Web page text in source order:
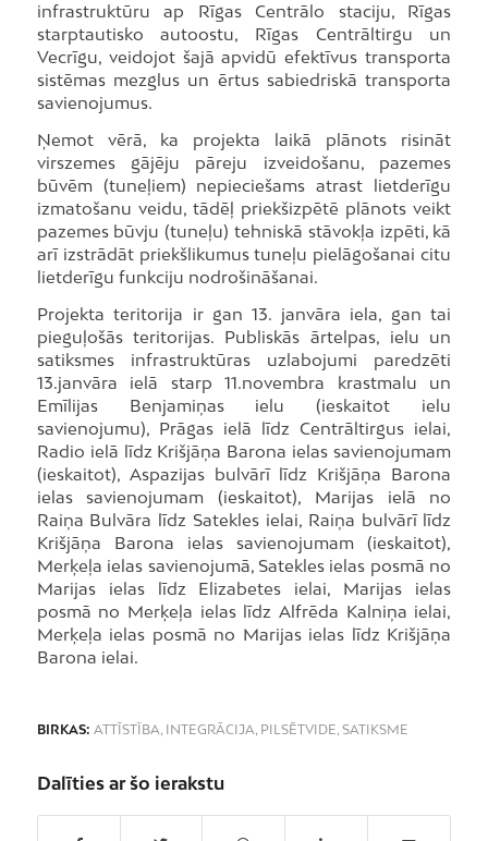
infrastruktūru ap Rīgas Centrālo staciju, Rīgas
starptautisko autoostu, Rīgas Centrāltirgu un
Vecrīgu, veidojot šajā apvidū efektīvus transporta
sistēmas mezglus un ērtus sabiedriskā transporta
savienojumus.
Ņemot vērā, ka projekta laikā plānots risināt
virszemes gājēju pāreju izveidošanu, pazemes
būvēm (tuneļiem) nepieciešams atrast lietderīgu
izmatošanu veidu, tādēļ priekšizpētē plānots veikt
pazemes būvju (tuneļu) tehniskā stāvokļa izpēti, kā
arī izstrādāt priekšlikumus tuneļu pielāgošanai citu
lietderīgu funkciju nodrošināšanai.
Projekta teritorija ir gan 13. janvāra iela, gan tai
pieguļošās teritorijas. Publiskās ārtelpas, ielu un
satiksmes infrastruktūras uzlabojumi paredzēti
13.janvāra ielā starp 11.novembra krastmalu un
Emīlijas Benjamiņas ielu (ieskaitot ielu
savienojumu), Prāgas ielā līdz Centrāltirgus ielai,
Radio ielā līdz Krišjāņa Barona ielas savienojumam
(ieskaitot), Aspazijas bulvārī līdz Krišjāņa Barona
ielas savienojumam (ieskaitot), Marijas ielā no
Raiņa Bulvāra līdz Satekles ielai, Raiņa bulvārī līdz
Krišjāņa Barona ielas savienojumam (ieskaitot),
Merķeļa ielas savienojumā, Satekles ielas posmā no
Marijas ielas līdz Elizabetes ielai, Marijas ielas
posmā no Merķeļa ielas līdz Alfrēda Kalniņa ielai,
Merķeļa ielas posmā no Marijas ielas līdz Krišjāņa
Barona ielai.
BIRKAS: ATTĪSTĪBA, INTEGRĀCIJA, PILSĒTVIDE, SATIKSME
Dalīties ar šo ierakstu